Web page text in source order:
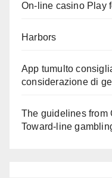
On-line casino Play
Harbors
App tumulto
considerazione di
The guidelines from
Toward-line